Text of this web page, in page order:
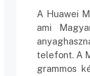
A Huawei
ami
telefont. A
grammos